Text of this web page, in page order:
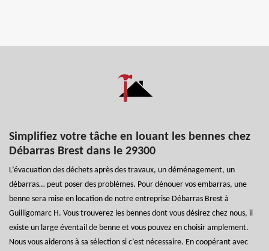
Simplifiez votre tâche en louant les bennes chez
Débarras Brest dans le 29300
L’évacuation des déchets après des travaux, un déménagement, un
débarras… peut poser des problèmes. Pour dénouer vos embarras, une
benne sera mise en location de notre entreprise Débarras Brest à
Guilligomarc H. Vous trouverez les bennes dont vous désirez chez nous, il
existe un large éventail de benne et vous pouvez en choisir amplement.
Nous vous aiderons à sa sélection si c’est nécessaire. En coopérant avec